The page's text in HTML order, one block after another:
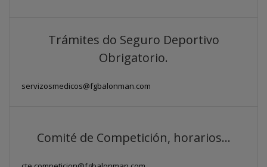
Trámites do Seguro Deportivo
Obrigatorio.
servizosmedicos@fgbalonman.com
Comité de Competición, horarios...